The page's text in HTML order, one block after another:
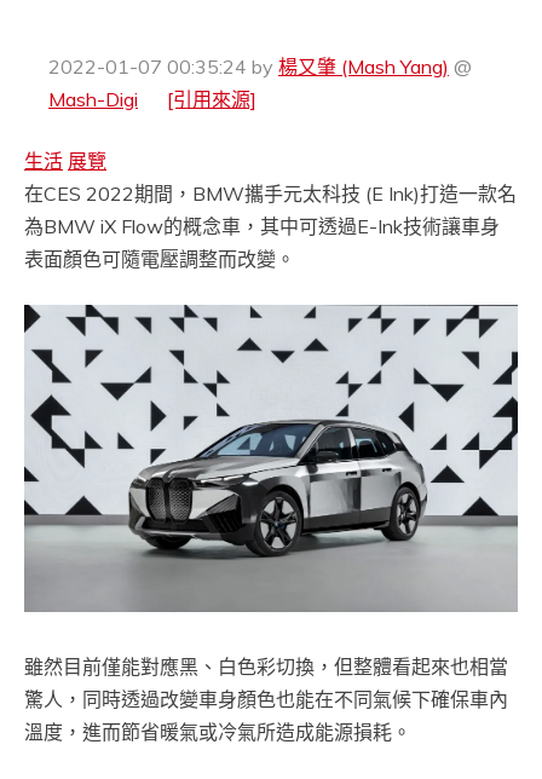
2022-01-07 00:35:24 by 楊又肇 (Mash Yang) @
Mash-Digi
[引用來源]
生活 展覽
在CES 2022期間，BMW攜手元太科技 (E Ink)打造一款名
為BMW iX Flow的概念車，其中可透過E-Ink技術讓車身
表面顏色可隨電壓調整而改變。
雖然目前僅能對應黑、白色彩切換，但整體看起來也相當
驚人，同時透過改變車身顏色也能在不同氣候下確保車內
溫度，進而節省暖氣或冷氣所造成能源損耗。